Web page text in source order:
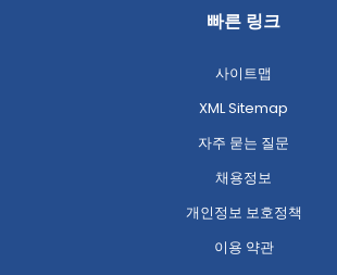
빠른 링크
사이트맵
XML Sitemap
자주 묻는 질문
채용정보
개인정보 보호정책
이용 약관